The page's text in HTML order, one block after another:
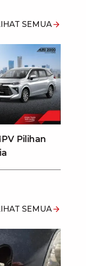
SEMUA
Pilihan
SEMUA